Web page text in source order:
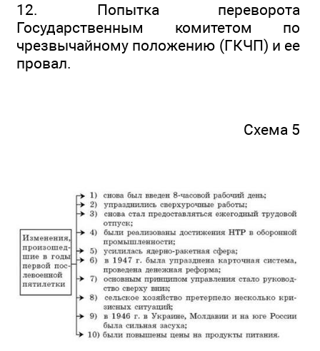
12. Попытка переворота
Государственным комитетом по
чрезвычайному положению (ГКЧП) и ее
провал.
Схема 5